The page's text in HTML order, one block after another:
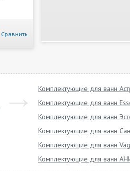
Сравнить
Комплектующие для ванн
Комплектующие для ванн
Комплектующие для ванн
Комплектующие для ванн
Комплектующие для ванн
Комплектующие для ванн